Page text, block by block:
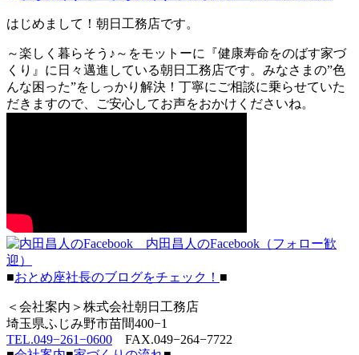
はじめまして！朝日工務店です。
～楽しく暮らそう♪～をモットーに『健康寿命をのばす家づ
くり』に日々邁進している朝日工務店です。みなさまの”色
んな困った”をしっかり解決！丁寧にご相談に乗らせていた
だきますので、ご安心してお声をおかけくださいね。
内田昌人のFacebook（フォロー歓
迎）
■おとめ座社長のブログをチェック！ ■
＜会社案内＞株式会社朝日工務店
埼玉県ふじみ野市苗間400−1
TEL.049−261−0600 FAX.049−264−7722